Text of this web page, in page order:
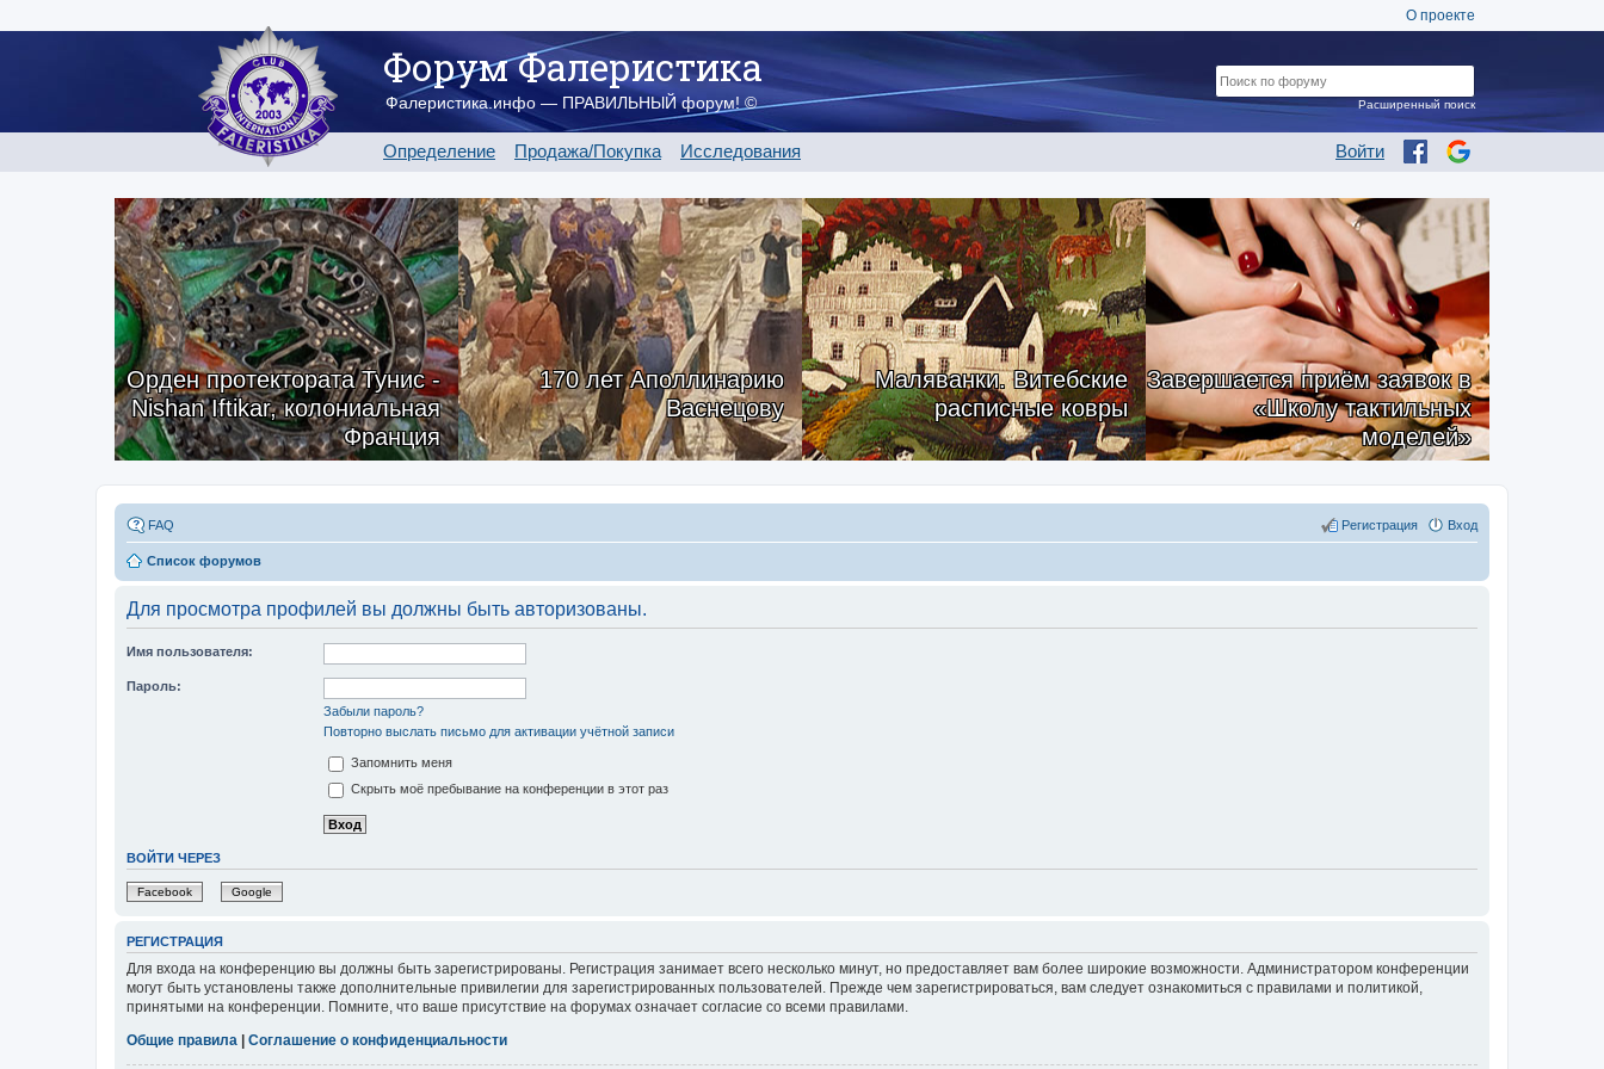
О проекте
Форум Фалеристика
Фалеристика.инфо — ПРАВИЛЬНЫЙ форум! ©
Определение Продажа/Покупка Исследования Войти
Расширенный поиск
Орден протектората Тунис -
Nishan Iftikar, колониальная
Франция
170 лет Аполлинарию
Васнецову
Маляванки. Витебские
расписные ковры
Завершается приём заявок в
«Школу тактильных
моделей»
FAQ Вход
Регистрация
Список форумов
Для просмотра профилей вы должны быть авторизованы.
Имя пользователя:
Пароль:
Забыли пароль?
Повторно выслать письмо для активации учётной записи
Запомнить меня
Скрыть моё пребывание на конференции в этот раз
ВОЙТИ ЧЕРЕЗ
Facebook Google
РЕГИСТРАЦИЯ
Для входа на конференцию вы должны быть зарегистрированы. Регистрация занимает всего несколько минут, но предоставляет вам более широкие возможности. Администратором конференции
могут быть установлены также дополнительные привилегии для зарегистрированных пользователей. Прежде чем зарегистрироваться, вам следует ознакомиться с правилами и политикой,
принятыми на конференции. Помните, что ваше присутствие на форумах означает согласие со всеми правилами.
Общие правила
Соглашение о конфиденциальности